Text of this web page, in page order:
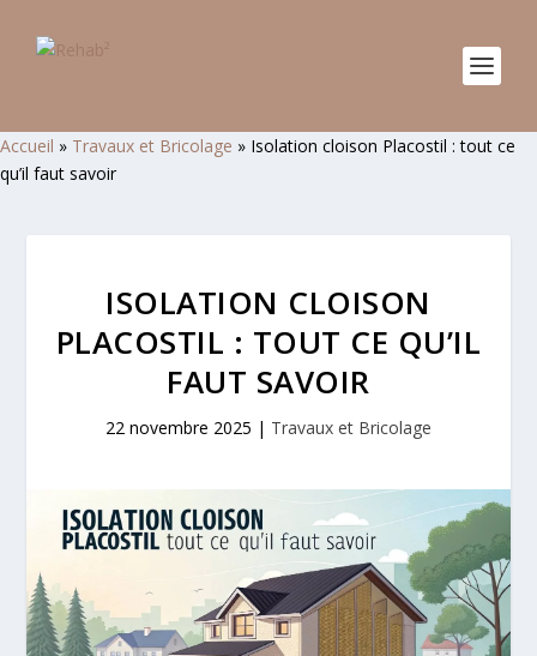
Accueil » Travaux et Bricolage » Isolation cloison Placostil : tout ce
qu’il faut savoir
ISOLATION CLOISON
PLACOSTIL : TOUT CE QU’IL
FAUT SAVOIR
22 novembre 2025 | Travaux et Bricolage